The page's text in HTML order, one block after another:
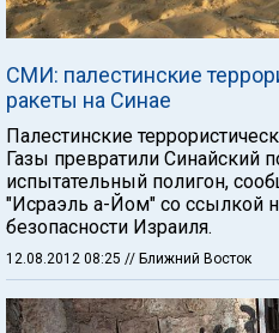
СМИ: палестинские
ракеты на Синае
Палестинские
Газы превратили Синайский
испытательный полигон,
"Исраэль а-Йом" со ссылкой
безопасности Израиля.
12.08.2012 08:25 // Ближний Восток